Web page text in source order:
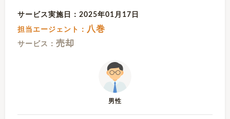
サービス実施日：2025年01月17日
担当エージェント： 八巻
サービス： 売却
男性